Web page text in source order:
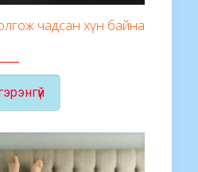
чадсан хүн байна